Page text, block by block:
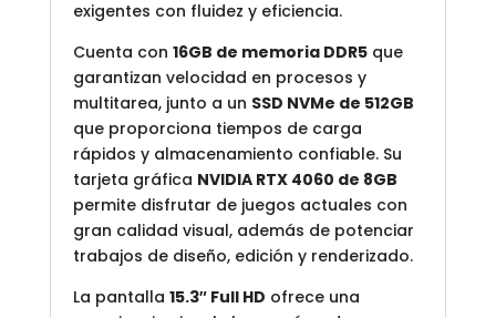
exigentes con fluidez y eficiencia.
Cuenta con 16GB de memoria DDR5que
garantizan velocidad en procesos y
multitarea, junto a un SSD NVMe de 512GB
que proporciona tiempos de carga
rápidos y almacenamiento confiable. Su
tarjeta gráfica NVIDIA RTX 4060 de 8GB
permite disfrutar de juegos actuales con
gran calidad visual, además de potenciar
trabajos de diseño, edición y renderizado.
La pantalla 15.3″ Full HD ofrece una